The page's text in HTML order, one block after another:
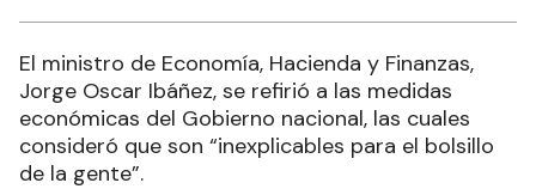
El ministro de Economía, Hacienda y Finanzas,
Jorge Oscar Ibáñez, se refirió a las medidas
económicas del Gobierno nacional, las cuales
consideró que son “inexplicables para el bolsillo
de la gente”.